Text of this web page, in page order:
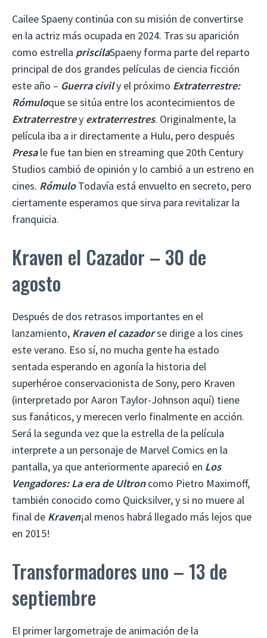
Cailee Spaeny continúa con su misión de convertirse
en la actriz más ocupada en 2024. Tras su aparición
como estrella priscilaSpaeny forma parte del reparto
principal de dos grandes películas de ciencia ficción
este año – Guerra civily el próximo Extraterrestre:
Rómuloque se sitúa entre los acontecimientos de
Extraterrestrey extraterrestres. Originalmente, la
película iba a ir directamente a Hulu, pero después
Presale fue tan bien en streaming que 20th Century
Studios cambió de opinión y lo cambió a un estreno en
cines. RómuloTodavía está envuelto en secreto, pero
ciertamente esperamos que sirva para revitalizar la
franquicia.
Kraven el Cazador – 30 de
agosto
Después de dos retrasos importantes en el
lanzamiento, Kraven el cazadorse dirige a los cines
este verano. Eso sí, no mucha gente ha estado
sentada esperando en agonía la historia del
superhéroe conservacionista de Sony, pero Kraven
(interpretado por Aaron Taylor-Johnson aquí) tiene
sus fanáticos, y merecen verlo finalmente en acción.
Será la segunda vez que la estrella de la película
interprete a un personaje de Marvel Comics en la
pantalla, ya que anteriormente apareció en Los
Vengadores: La era de Ultroncomo Pietro Maximoff,
también conocido como Quicksilver, y si no muere al
final de Kraven¡al menos habrá llegado más lejos que
en 2015!
Transformadores uno – 13 de
septiembre
El primer largometraje de animación de la